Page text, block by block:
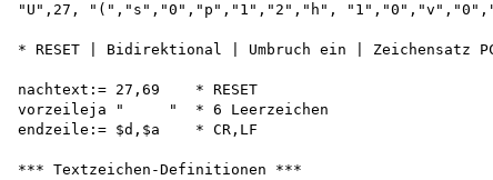
"U",27, "(","s","0","p","1","2","h",
* RESET | Bidirektional | Umbruch ein |
nachtext:= 27,69    * RESET
vorzeileja "     "  * 6 Leerzeichen
endzeile:= $d,$a    * CR,LF
*** Textzeichen-Definitionen ***